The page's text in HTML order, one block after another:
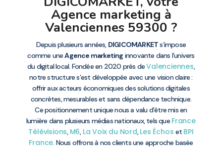
Agence marketing à
Valenciennes 59300 ?
Depuis plusieurs années, DIGICOMARKETs’impose
comme uneAgence marketing innovante dans l’univers
du digital local. Fondée en 2020 près deValenciennes,
notre structure s’est développée avec une vision claire :
offrir aux acteurs économiques des solutions digitales
concrètes, mesurables et sans dépendance technique.
Ce positionnement unique nous a valu d’être mis en
lumière dans plusieurs médias nationaux, tels que France
Télévisions, M6, La Voix du Nord,Les Échos et BPI
France. Nous offrons à nos clients une approche basée